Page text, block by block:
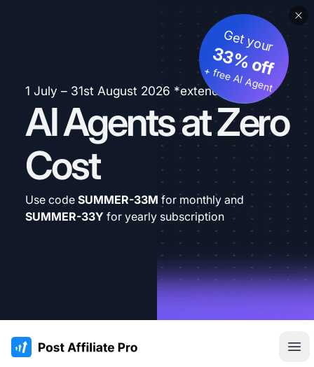
1 July – 31st August 2026 *extended
AI Agents at Zero
Cost
Get your
33% off
+ free AI Agent
Use code SUMMER-33M for monthly and
SUMMER-33Y for yearly subscription
:site.title